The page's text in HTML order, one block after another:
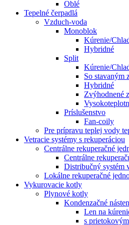
Oblé
Tepelné čerpadlá
Vzduch-voda
Monoblok
Kúrenie/
Hybridné
Split
Kúrenie/
So stavaným
Hybridné
Zvýhodnené
Príslušenstvo
Fan-coily
Pre prípravu teplej vody
Vetracie systémy s rekuperáciou
Centrálne rekuperačné
Centrálne
Distribučný systém
Lokálne rekuperačné
Vykurovacie kotly
Plynové kotly
Kondenzačné
Len na
s